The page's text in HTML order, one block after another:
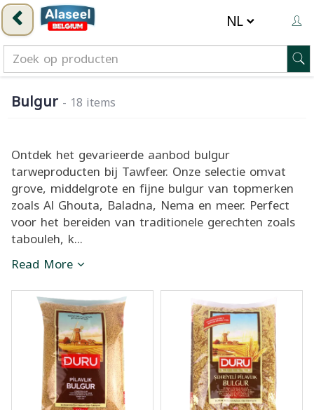
Bulgur - 18 items
Ontdek het gevarieerde aanbod bulgur
tarweproducten bij Tawfeer. Onze selectie omvat
grove, middelgrote en fijne bulgur van topmerken
zoals Al Ghouta, Baladna, Nema en meer. Perfect
voor het bereiden van traditionele gerechten zoals
tabouleh, k...
Read More